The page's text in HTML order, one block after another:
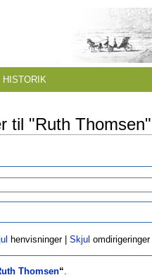
til "Ruth Thomsen"
henvisninger | Skjul omdirigeringer
Thomsen“.
HISTORIK